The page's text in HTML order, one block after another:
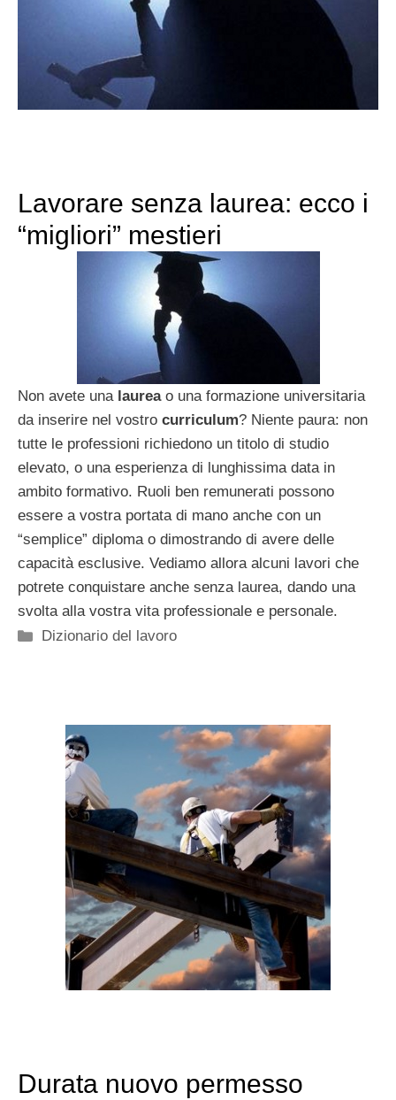
Lavorare senza laurea: ecco i
“migliori” mestieri
Non avete una laureao una formazione universitaria
da inserire nel vostro curriculum? Niente paura: non
tutte le professioni richiedono un titolo di studio
elevato, o una esperienza di lunghissima data in
ambito formativo. Ruoli ben remunerati possono
essere a vostra portata di mano anche con un
“semplice” diploma o dimostrando di avere delle
capacità esclusive. Vediamo allora alcuni lavori che
potrete conquistare anche senza laurea, dando una
svolta alla vostra vita professionale e personale.
Categorie
Dizionario del lavoro
Durata nuovo permesso